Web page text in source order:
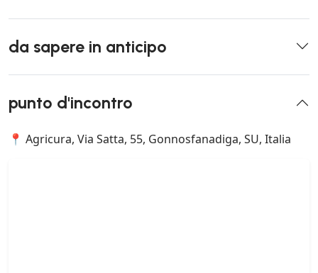
da sapere in anticipo
punto d'incontro
📍 Agricura, Via Satta, 55, Gonnosfanadiga, SU, Italia